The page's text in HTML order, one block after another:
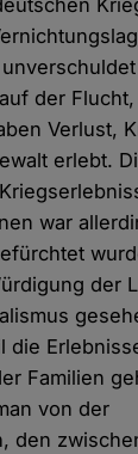
der
Verlust,
erlebt.
war
der
die
Familien
von der
den